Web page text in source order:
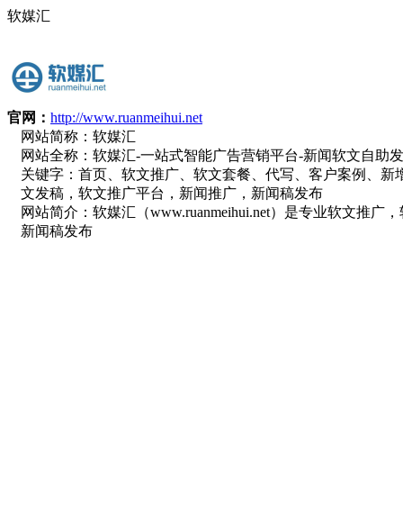
软媒汇
官网： http://www.ruanmeihui.net
网站简称： 软媒汇
网站全称： 软媒汇-一站式智能广告营销平台-新闻软文自助
关键字： 首页、软文推广、软文套餐、代写、客户案例、
文发稿，软文推广平台，新闻推广，新闻稿发布
网站简介： 软媒汇（www.ruanmeihui.net）是专业软文推广
新闻稿发布